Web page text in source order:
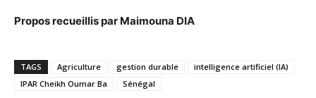
Propos recueillis par Maimouna DIA
TAGS Agriculture gestion durable
intelligence artificiel (IA)
IPAR Cheikh Oumar Ba
Sénégal